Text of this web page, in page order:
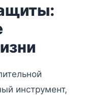
инструмент,